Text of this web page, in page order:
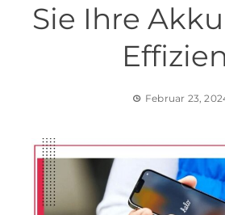
Sie Ihre
Februar 23,